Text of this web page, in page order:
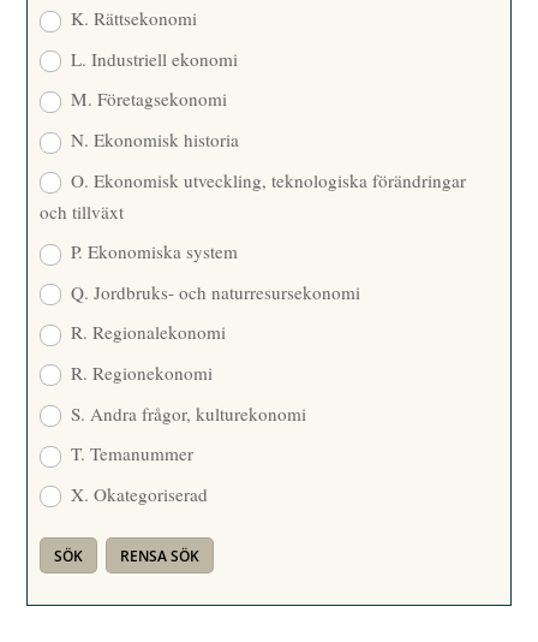
K. Rättsekonomi
L. Industriell ekonomi
M. Företagsekonomi
N. Ekonomisk historia
O. Ekonomisk utveckling, teknologiska förändringar
och tillväxt
P. Ekonomiska system
Q. Jordbruks- och naturresursekonomi
R. Regionalekonomi
R. Regionekonomi
S. Andra frågor, kulturekonomi
T. Temanummer
X. Okategoriserad